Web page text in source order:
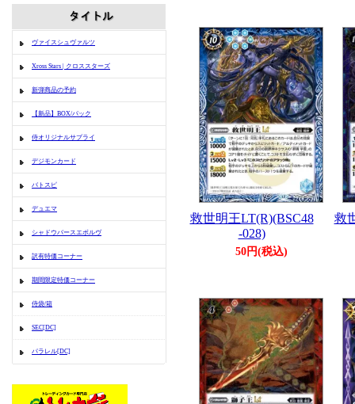
ヴァイスシュヴァルツ
Xross Stars | クロススターズ
新弾商品の予約
【新品】BOX/パック
侍オリジナルサプライ
デジモンカード
バトスピ
デュエマ
シャドウバースエボルヴ
訳有特価コーナー
期間限定特価コーナー
侍袋/箱
SEC[DC]
パラレル[DC]
救世明王LT(R)(BSC48
-028)
50円(税込)
救